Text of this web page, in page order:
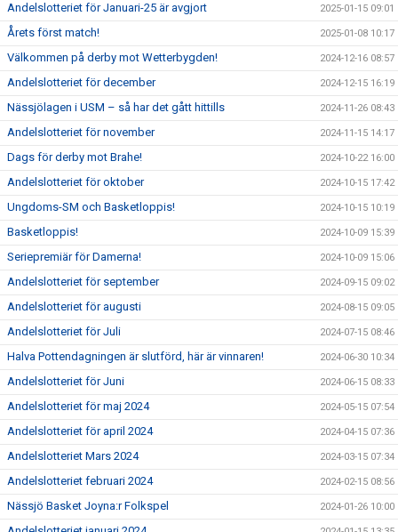
Andelslotteriet för Januari-25 är avgjort 2025-01-15 09:01
Årets först match! 2025-01-08 10:17
Välkommen på derby mot Wetterbygden! 2024-12-16 08:57
Andelslotteriet för december 2024-12-15 16:19
Nässjölagen i USM – så har det gått hittills 2024-11-26 08:43
Andelslotteriet för november 2024-11-15 14:17
Dags för derby mot Brahe! 2024-10-22 16:00
Andelslotteriet för oktober 2024-10-15 17:42
Ungdoms-SM och Basketloppis! 2024-10-15 10:19
Basketloppis! 2024-10-09 15:39
Seriepremiär för Damerna! 2024-10-09 15:06
Andelslotteriet för september 2024-09-15 09:02
Andelslotteriet för augusti 2024-08-15 09:05
Andelslotteriet för Juli 2024-07-15 08:46
Halva Pottendagningen är slutförd, här är vinnaren! 2024-06-30 10:34
Andelslotteriet för Juni 2024-06-15 08:33
Andelslotteriet för maj 2024 2024-05-15 07:54
Andelslotteriet för april 2024 2024-04-15 07:36
Andelslotteriet Mars 2024 2024-03-15 07:34
Andelslotteriet februari 2024 2024-02-15 08:56
Nässjö Basket Joyna:r Folkspel 2024-01-26 10:00